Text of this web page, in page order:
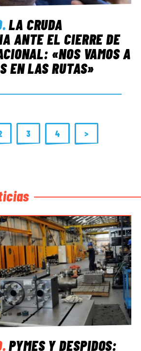
.LA CRUDA
ANTE EL CIERRE DE
«NOS VAMOS A
EN LAS RUTAS»
3 4 >
.PYMES Y DESPIDOS: